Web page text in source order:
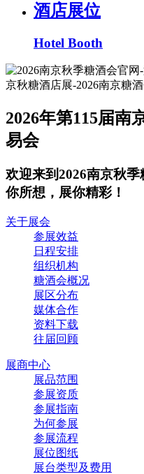
酒店展位
Hotel Booth
2026年第115届南
易会
欢迎来到2026南京秋
你所想，展你精彩！
关于展会
参展效益
日程安排
组织机构
糖酒会概况
展区分布
媒体合作
资料下载
往届回顾
展商中心
展品范围
参展资质
参展指南
为何参展
参展流程
展位图纸
展台类型及费用